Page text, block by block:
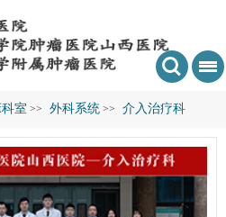
室 >> 外科系统 >> 介入治疗科